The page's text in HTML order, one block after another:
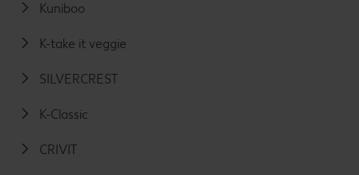
Kuniboo
K-take it veggie
SILVERCREST
K-Classic
CRIVIT